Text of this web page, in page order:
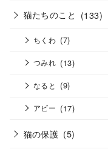
猫たちのこと (133)
ちくわ (7)
つみれ (13)
なると (9)
アビー (17)
猫の保護 (5)